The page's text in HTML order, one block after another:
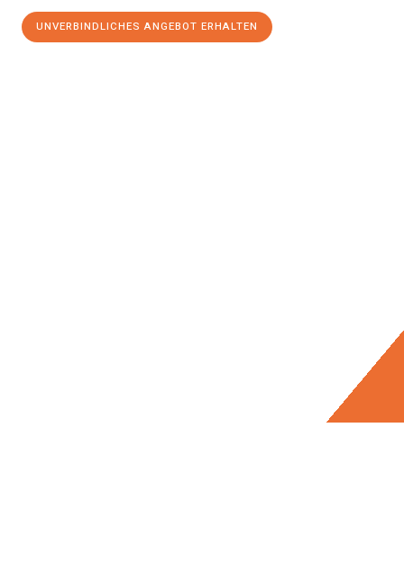
UNVERBINDLICHES ANGEBOT ERHALTEN